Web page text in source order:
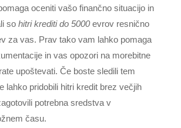
oceniti vašo finančno situacijo in
so hitri krediti do 5000evrov resnično
za vas. Prav tako vam lahko pomaga
in vas opozori na morebitne
upoštevati. Če boste sledili tem
lahko pridobili hitri kredit brez večjih
potrebna sredstva v
času.